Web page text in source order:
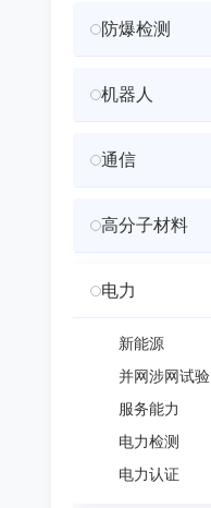
防爆检测
机器人
通信
高分子材料
电力
新能源
并网涉网试验
服务能力
电力检测
电力认证